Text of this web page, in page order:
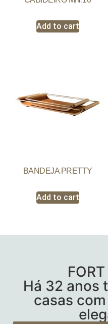
Add to cart
BANDEJA PRETTY
Add to cart
Há 32 anos
casas